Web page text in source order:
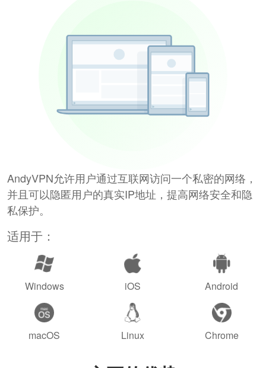
AndyVPN允许用户通过互联网访问一个私密的网络，
并且可以隐匿用户的真实IP地址，提高网络安全和隐
私保护。
适用于：
Windows iOS Android
macOS Linux Chrome